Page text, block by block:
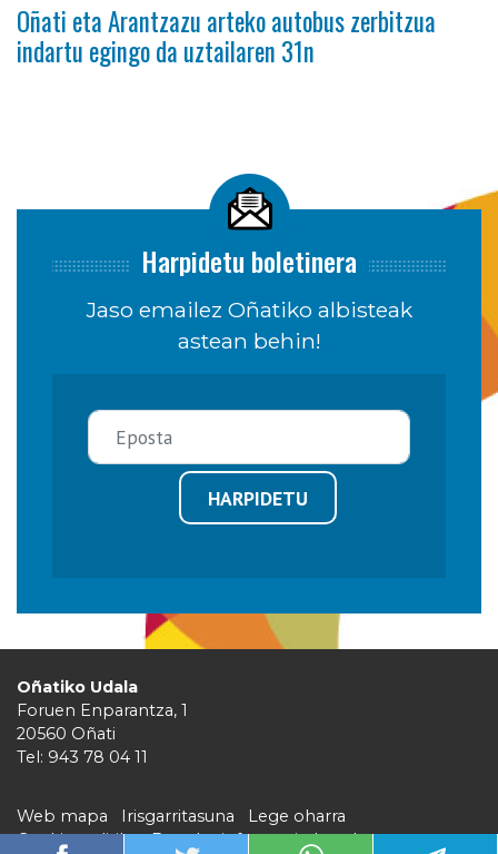
Oñati eta Arantzazu arteko autobus zerbitzua
indartu egingo da uztailaren 31n
Harpidetu boletinera
Jaso emailez Oñatiko albisteak
astean behin!
HARPIDETU
Oñatiko Udala
Foruen Enparantza, 1
20560 Oñati
Tel: 943 78 04 11
Web mapa Irisgarritasuna
Lege oharra
Cookie politika
Barruko informazio kanala